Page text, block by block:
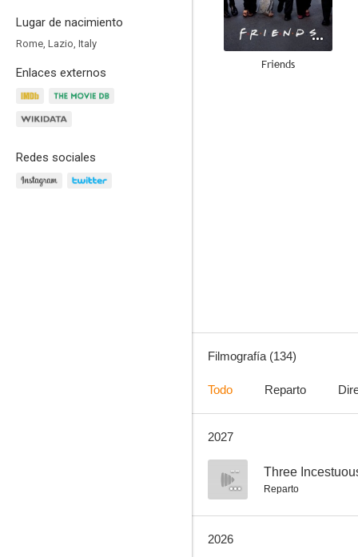
Lugar de nacimiento
Rome, Lazio, Italy
Enlaces externos
Redes sociales
Friends
Filmografía (134)
Todo Reparto
2027
-- Three
Reparto
2026